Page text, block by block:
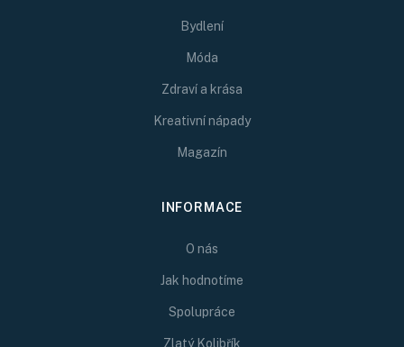
Bydlení
Móda
Zdraví a krása
Kreativní nápady
Magazín
INFORMACE
O nás
Jak hodnotíme
Spolupráce
Zlatý Kolibřík